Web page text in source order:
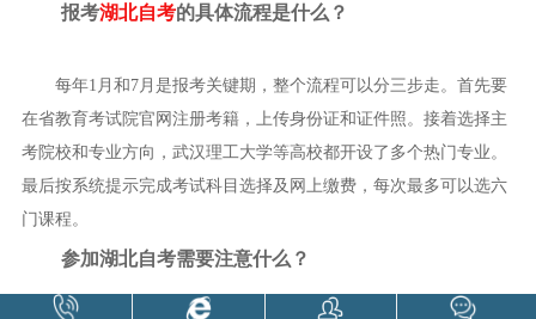
报考湖北自考的具体流程是什么？
每年1月和7月是报考关键期，整个流程可以分三步走。首先要
在省教育考试院官网注册考籍，上传身份证和证件照。接着选择主
考院校和专业方向，武汉理工大学等高校都开设了多个热门专业。
最后按系统提示完成考试科目选择及网上缴费，每次最多可以选六
门课程。
参加湖北自考需要注意什么？